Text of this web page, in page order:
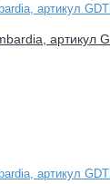
артикул